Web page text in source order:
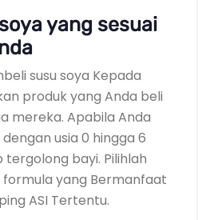
yang sesuai
susu soya Kepada
produk yang Anda beli
mereka. Apabila Anda
usia 0 hingga 6
bayi. Pilihlah
formula yang Bermanfaat
ASI Tertentu.